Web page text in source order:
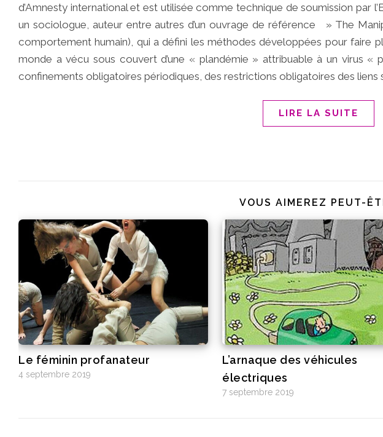
d’Amnesty international et est utilisée comme technique de soumission par
un sociologue, auteur entre autres d’un ouvrage de référence » The
comportement humain), qui a défini les méthodes développées pour faire
monde a vécu sous couvert d’une « plandémie » attribuable à un virus
confinements obligatoires périodiques, des restrictions obligatoires des liens
LIRE LA SUITE
VOUS AIMEREZ PEUT-
Le féminin profanateur
4 septembre 2019
L’arnaque des véhicules
électriques
7 septembre 2019